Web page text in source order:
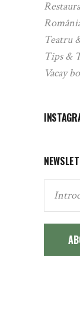
Teatru
Tips &
Vacay